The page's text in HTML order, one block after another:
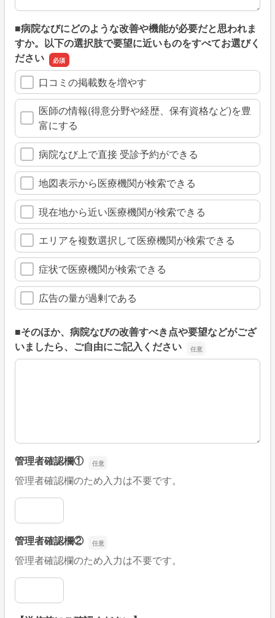
■病院なびにどのような改善や機能が必要だと思われま
すか。以下の選択肢で要望に近いものをすべてお選びく
ださい
口コミの掲載数を増やす
医師の情報(得意分野や経歴、保有資格など)を豊
富にする
病院なび上で直接 受診予約ができる
地図表示から医療機関が検索できる
現在地から近い医療機関が検索できる
エリアを複数選択して医療機関が検索できる
症状で医療機関が検索できる
広告の量が過剰である
■そのほか、病院なびの改善すべき点や要望などがござ
いましたら、ご自由にご記入ください
■そのほか、病院なびの改善すべき点や要望などがござい
管理者確認欄①
管理者確認欄のため入力は不要です。
管理者確認欄①
管理者確認欄②
管理者確認欄のため入力は不要です。
管理者確認欄②